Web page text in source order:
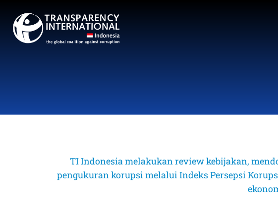
TI Indonesia melakukan review kebijakan,
pengukuran korupsi melalui Indeks Persepsi